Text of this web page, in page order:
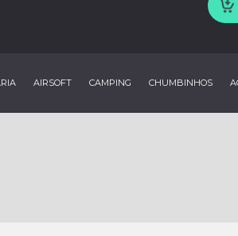
AIRSOFT CAMPING CHUMBINHOS